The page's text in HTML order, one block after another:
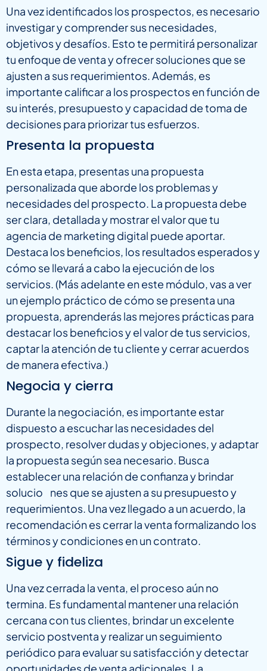
Una vez identificados los prospectos, es necesario
investigar y comprender sus necesidades,
objetivos y desafíos. Esto te permitirá personalizar
tu enfoque de venta y ofrecer soluciones que se
ajusten a sus requerimientos. Además, es
importante calificar a los prospectos en función de
su interés, presupuesto y capacidad de toma de
decisiones para priorizar tus esfuerzos.
Presenta la propuesta
En esta etapa, presentas una propuesta
personalizada que aborde los problemas y
necesidades del prospecto. La propuesta debe
ser clara, detallada y mostrar el valor que tu
agencia de marketing digital puede aportar.
Destaca los beneficios, los resultados esperados y
cómo se llevará a cabo la ejecución de los
servicios. (Más adelante en este módulo, vas a ver
un ejemplo práctico de cómo se presenta una
propuesta, aprenderás las mejores prácticas para
destacar los beneficios y el valor de tus servicios,
captar la atención de tu cliente y cerrar acuerdos
de manera efectiva.)
Negocia y cierra
Durante la negociación, es importante estar
dispuesto a escuchar las necesidades del
prospecto, resolver dudas y objeciones, y adaptar
la propuesta según sea necesario. Busca
establecer una relación de confianza y brindar
solucio nes que se ajusten a su presupuesto y
requerimientos. Una vez llegado a un acuerdo, la
recomendación es cerrar la venta formalizando los
términos y condiciones en un contrato.
Sigue y fideliza
Una vez cerrada la venta, el proceso aún no
termina. Es fundamental mantener una relación
cercana con tus clientes, brindar un excelente
servicio postventa y realizar un seguimiento
periódico para evaluar su satisfacción y detectar